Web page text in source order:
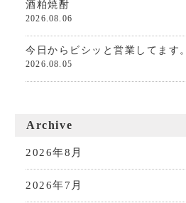
酒粕焼酎
2026.08.06
今日からビシッと営業してます。
2026.08.05
Archive
2026年8月
2026年7月